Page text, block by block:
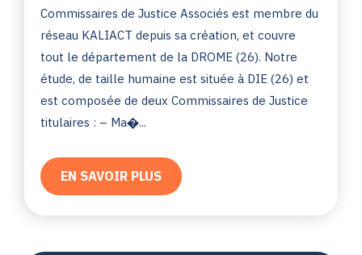
Commissaires de Justice Associés est membre du
réseau KALIACT depuis sa création, et couvre
tout le département de la DROME (26). Notre
étude, de taille humaine est située à DIE (26) et
est composée de deux Commissaires de Justice
titulaires : – Ma�...
EN SAVOIR PLUS